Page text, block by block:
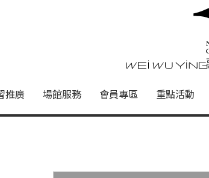
化中心 衛武
推廣 場館服務 會員專區 重點活動
。